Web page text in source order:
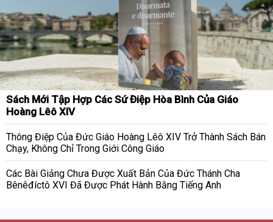
Sách Mới Tập Hợp Các Sứ Điệp Hòa Bình Của Giáo
Hoàng Lêô XIV
Thông Điệp Của Đức Giáo Hoàng Lêô XIV Trở Thành Sách Bán
Chạy, Không Chỉ Trong Giới Công Giáo
Các Bài Giảng Chưa Được Xuất Bản Của Đức Thánh Cha
Bênêđíctô XVI Đã Được Phát Hành Bằng Tiếng Anh